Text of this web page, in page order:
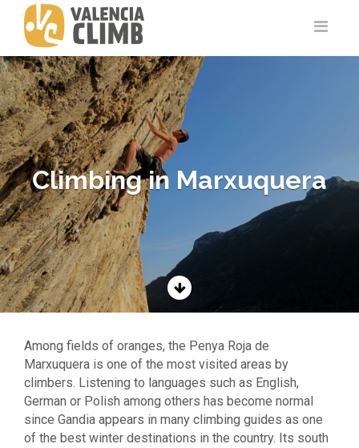
Climbing in Marxuquera
Among fields of oranges, the Penya Roja de
Marxuquera is one of the most visited areas by
climbers. Listening to languages ​​such as English,
German or Polish among others has become normal
since Gandia appears in many climbing guides as one
of the best winter destinations in the country. Its south